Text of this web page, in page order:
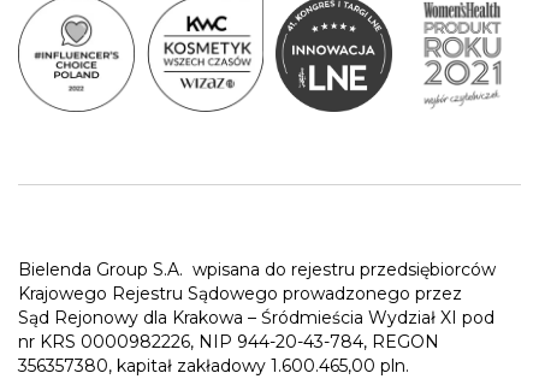
Bielenda Group S.A. wpisana do rejestru przedsiębiorców
Krajowego Rejestru Sądowego prowadzonego przez
Sąd Rejonowy dla Krakowa – Śródmieścia Wydział XI pod
nr KRS 0000982226, NIP 944-20-43-784, REGON
356357380, kapitał zakładowy 1.600.465,00 pln.